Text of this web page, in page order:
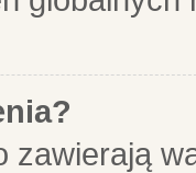
zawierają